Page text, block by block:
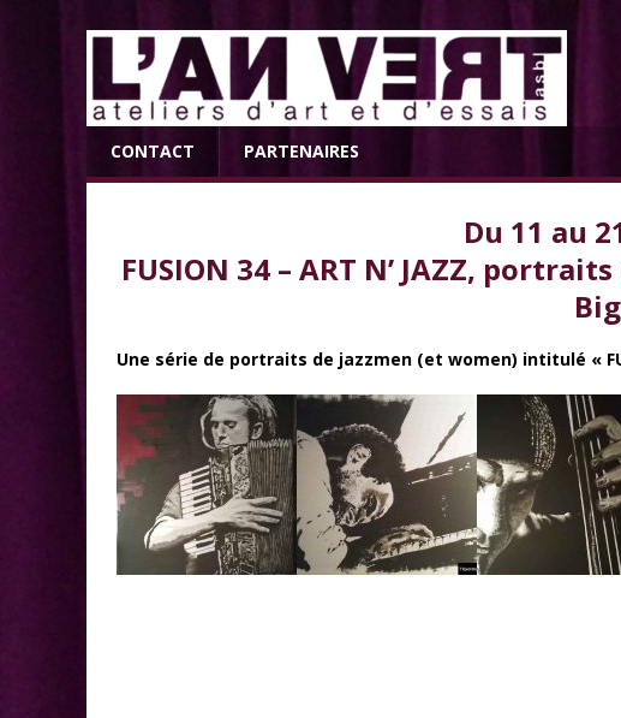
CONTACT PARTENAIRES
Du 11 au
FUSION 34 – ART N’ JAZZ,
Une série de portraits de jazzmen (et women) intitulé «